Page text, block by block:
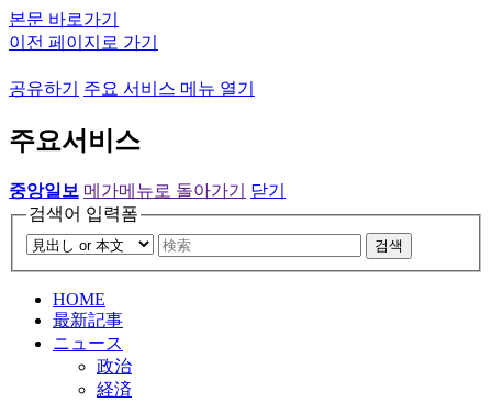
본문 바로가기
이전 페이지로 가기
공유하기 주요 서비스 메뉴 열기
주요서비스
중앙일보 메가메뉴로 돌아가기
닫기
검색어 입력폼
검색
HOME
最新記事
ニュース
政治
経済